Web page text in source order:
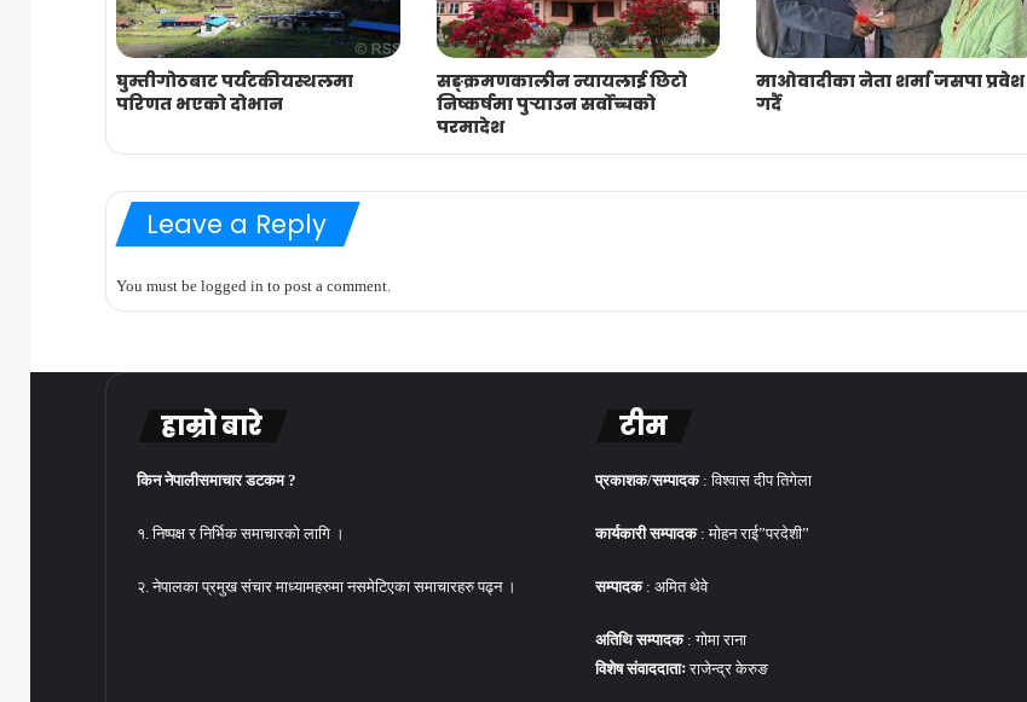
घुम्तीगोठबाट पर्यटकीयस्थलमा
परिणत भएको दोभान
सङ्क्रमणकालीन न्यायलाई छिटो
निष्कर्षमा पुर्‍याउन सर्वोच्चको
परमादेश
माओवादीका नेता शर्मा जसपा प्रवेश
गर्दै
Leave a Reply
You must be logged in to post a comment.
हाम्रो बारे
किन नेपालीसमाचार डटकम ?
१. निष्पक्ष र निर्भिक समाचारको लागि ।
२. नेपालका प्रमुख संचार माध्यामहरुमा नसमेटिएका समाचारहरु पढ्न ।
टीम
प्रकाशक/सम्पादक : विश्वास दीप तिगेला
कार्यकारी सम्पादक: मोहन राई”परदेशी”
सम्पादक: अमित थेवे
अतिथि सम्पादक: गोमा राना
विशेष संवाददाताःराजेन्द्र केरुङ